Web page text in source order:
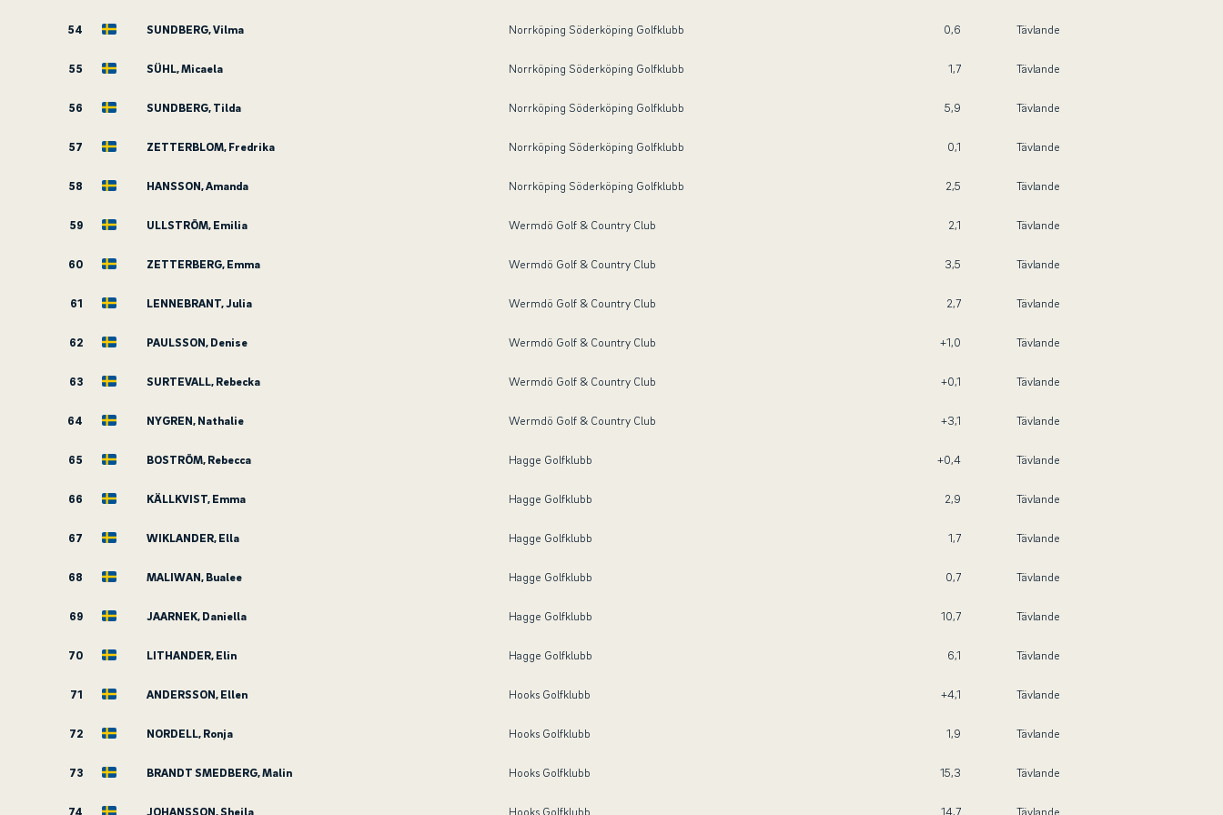
54 SUNDBERG, Vilma Norrköping Söderköping Golfklubb 0,6 Tävlande
55 SÜHL, Micaela Norrköping Söderköping Golfklubb 1,7 Tävlande
56 SUNDBERG, Tilda Norrköping Söderköping Golfklubb 5,9 Tävlande
57 ZETTERBLOM, Fredrika Norrköping Söderköping Golfklubb 0,1 Tävlande
58 HANSSON, Amanda Norrköping Söderköping Golfklubb 2,5 Tävlande
59 ULLSTRÖM, Emilia Wermdö Golf & Country Club 2,1 Tävlande
60 ZETTERBERG, Emma Wermdö Golf & Country Club 3,5 Tävlande
61 LENNEBRANT, Julia Wermdö Golf & Country Club 2,7 Tävlande
62 PAULSSON, Denise Wermdö Golf & Country Club +1,0 Tävlande
63 SURTEVALL, Rebecka Wermdö Golf & Country Club +0,1 Tävlande
64 NYGREN, Nathalie Wermdö Golf & Country Club +3,1 Tävlande
65 BOSTRÖM, Rebecca Hagge Golfklubb +0,4 Tävlande
66 KÄLLKVIST, Emma Hagge Golfklubb 2,9 Tävlande
67 WIKLANDER, Ella Hagge Golfklubb 1,7 Tävlande
68 MALIWAN, Bualee Hagge Golfklubb 0,7 Tävlande
69 JAARNEK, Daniella Hagge Golfklubb 10,7 Tävlande
70 LITHANDER, Elin Hagge Golfklubb 6,1 Tävlande
71 ANDERSSON, Ellen Hooks Golfklubb +4,1 Tävlande
72 NORDELL, Ronja Hooks Golfklubb 1,9 Tävlande
73 BRANDT SMEDBERG, Malin Hooks Golfklubb 15,3 Tävlande
74 JOHANSSON, Sheila Hooks Golfklubb 14,7 Tävlande